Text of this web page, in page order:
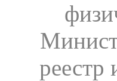
реестр